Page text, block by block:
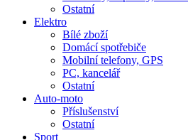
Ostatní
Elektro
Bílé zboží
Domácí spotřebiče
Mobilní telefony, GPS
PC, kancelář
Ostatní
Auto-moto
Příslušenství
Ostatní
Sport